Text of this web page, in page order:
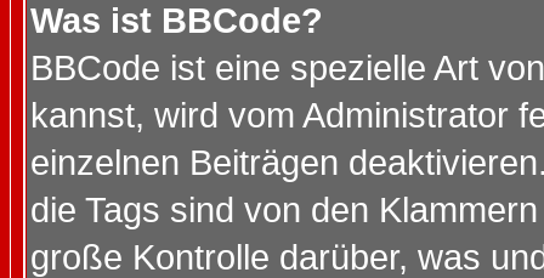
Was ist BBCode?
BBCode ist eine spezielle Art
kannst, wird vom Administrator
einzelnen Beiträgen
die Tags sind von den
große Kontrolle darüber, was